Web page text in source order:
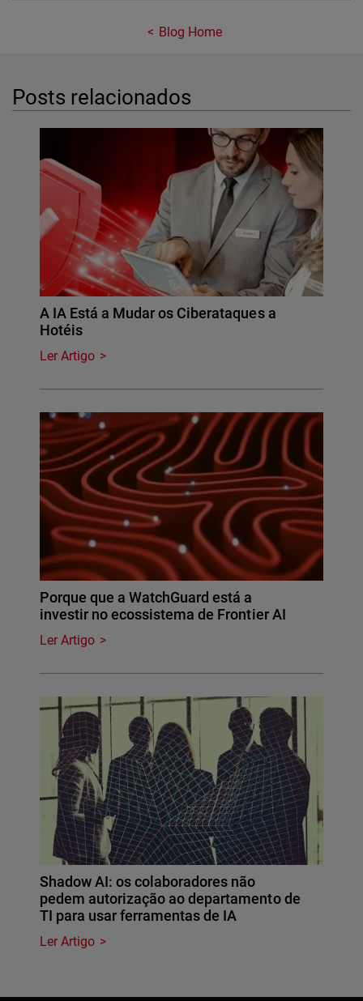
Blog Home
Posts relacionados
A IA Está a Mudar os Ciberataques a
Hotéis
Ler Artigo
Porque que a WatchGuard está a
investir no ecossistema de Frontier AI
Ler Artigo
Shadow AI: os colaboradores não
pedem autorização ao departamento de
TI para usar ferramentas de IA
Ler Artigo